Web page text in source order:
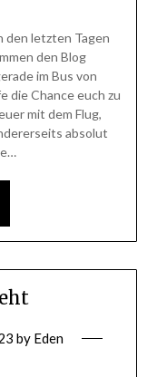
den letzten Tagen
den Blog
im Bus von
die Chance euch zu
mit dem Flug,
absolut
by Eden